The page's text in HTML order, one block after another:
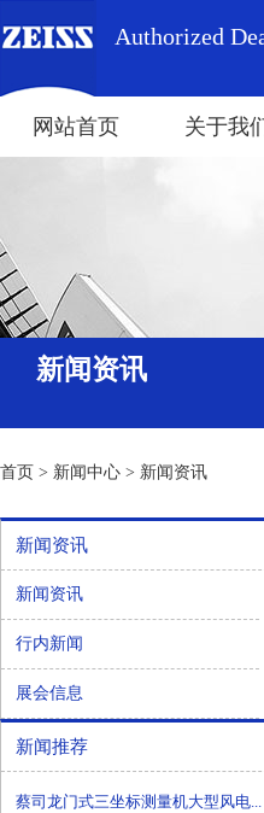
Authorized
网站首页 关于我
新闻资讯
首页 > 新闻中心 > 新闻资讯
新闻资讯
新闻资讯
行内新闻
展会信息
新闻推荐
蔡司龙门式三坐标测量机大型风电...